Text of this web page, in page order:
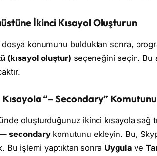
İkinci Kısayol Oluşturun
dosya konumunu bulduktan sonra,
(kısayol oluştur) seçeneğini seçin. Bu
Kısayola “– Secondary”
oluşturduğunuz ikinci kısayola sağ
secondarykomutunu ekleyin. Bu,
Bu işlemi yaptıktan sonra Uygula ve